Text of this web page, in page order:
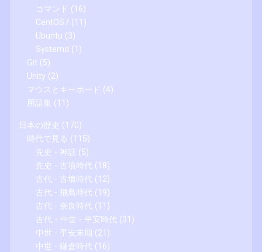
コマンド (16)
CentOS7(11)
Ubuntu (3)
Systemd (1)
Git (5)
Unity (2)
マウスとキーボード (4)
用語集 (11)
日本の歴史 (170)
時代で見る (115)
先史 - 神話 (5)
先史 - 古墳時代 (18)
古代 - 古墳時代 (12)
古代 - 飛鳥時代 (19)
古代 - 奈良時代 (11)
古代・中世 - 平安時代 (31)
中世 - 平安末期 (21)
中世 - 鎌倉時代 (16)